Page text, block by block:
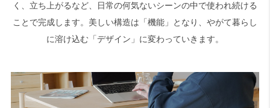
く、立ち上がるなど、日常の何気ないシーンの中で使われ続ける
ことで完成します。美しい構造は「機能」となり、やがて暮らし
に溶け込む「デザイン」に変わっていきます。